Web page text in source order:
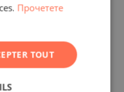
Прочетете
TOUT